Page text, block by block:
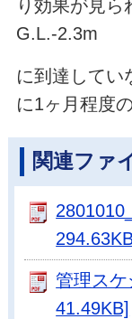
り効果が見ら
G.L.-2.3m
に到達してい
に1ヶ月程度
関連ファ
管理スケ
41.49KB]